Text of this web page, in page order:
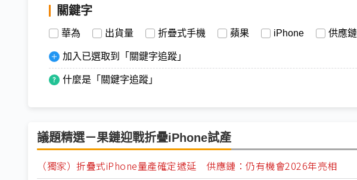
關鍵字
華為 出貨量 折疊式手機 蘋果 iPhone 供應鏈
加入已選取到「關鍵字追蹤」
什麼是「關鍵字追蹤」
議題精選－果鏈迎戰折疊iPhone試產
（獨家）折疊式iPhone量產確定遞延 供應鏈：仍有機會2026年亮相